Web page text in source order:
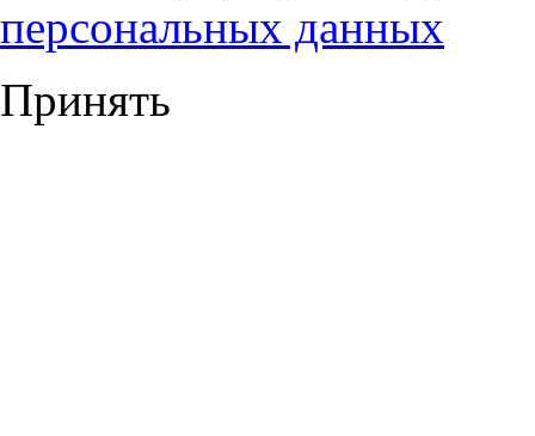
персональных данных
Принять